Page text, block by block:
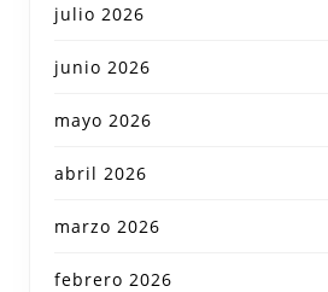
julio 2026
junio 2026
mayo 2026
abril 2026
marzo 2026
febrero 2026